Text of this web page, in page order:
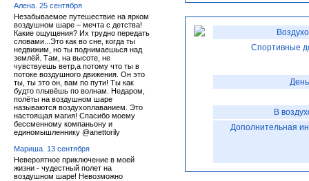
Алена. 25 сентября
Незабываемое путешествие на ярком
воздушном шаре – мечта с детства!
Какие ощущения? Их трудно передать
словами...Это как во сне, когда ты
недвижим, но ты поднимаешься над
землёй. Там, на высоте, не
чувствуешь ветр,а потому что ты в
потоке воздушного движения. Он это
ты, ты это он, вам по пути! Ты как
будто плывёшь по волнам. Недаром,
полёты на воздушном шаре
называются воздухоплаванием. Это
настоящая магия! Спасибо моему
бессменному компаньону и
единомышленнику @anettorily
Мариша. 13 сентября
Невероятное приключение в моей
жизни - чудестный полет на
воздушном шаре! Невозможно
Спортивные
В
Дополнительная